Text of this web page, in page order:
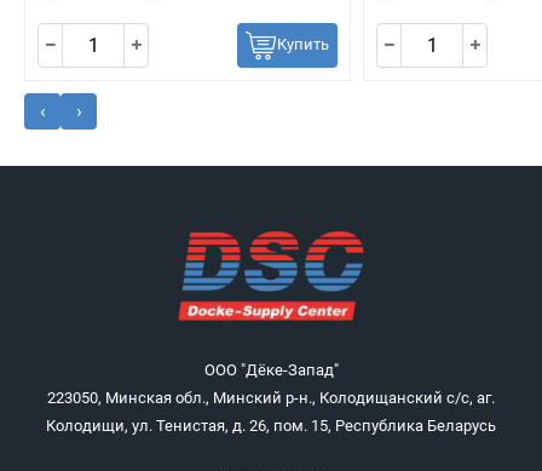
Купить
‹ ›
ООО "Дёке-Запад"
223050, Минская обл., Минский р-н., Колодищанский с/с, аг.
Колодищи, ул. Тенистая, д. 26, пом. 15, Республика Беларусь